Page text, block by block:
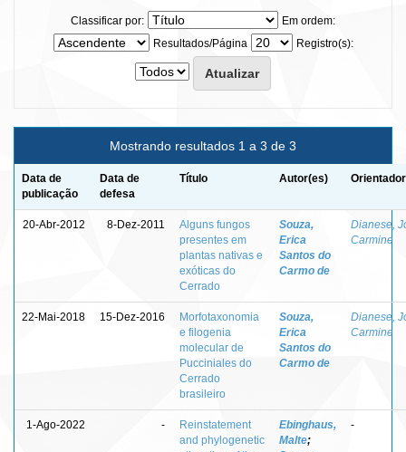
Classificar por:
Em ordem:
Resultados/Página
Registro(s):
Mostrando resultados 1 a 3 de 3
Data de
publicação
Data de
defesa
Título Autor(es)
20-Abr-2012 8-Dez-2011
Alguns fungos
presentes em
plantas nativas e
exóticas do
Cerrado
Souza,
Erica
Santos do
Carmo de
Dianese,
Carmine
22-Mai-2018 15-Dez-2016
Morfotaxonomia
e filogenia
molecular de
Pucciniales do
Cerrado
brasileiro
Souza,
Erica
Santos do
Carmo de
Dianese,
Carmine
1-Ago-2022 -
Reinstatement
and phylogenetic
Ebinghaus,
Malte;
-